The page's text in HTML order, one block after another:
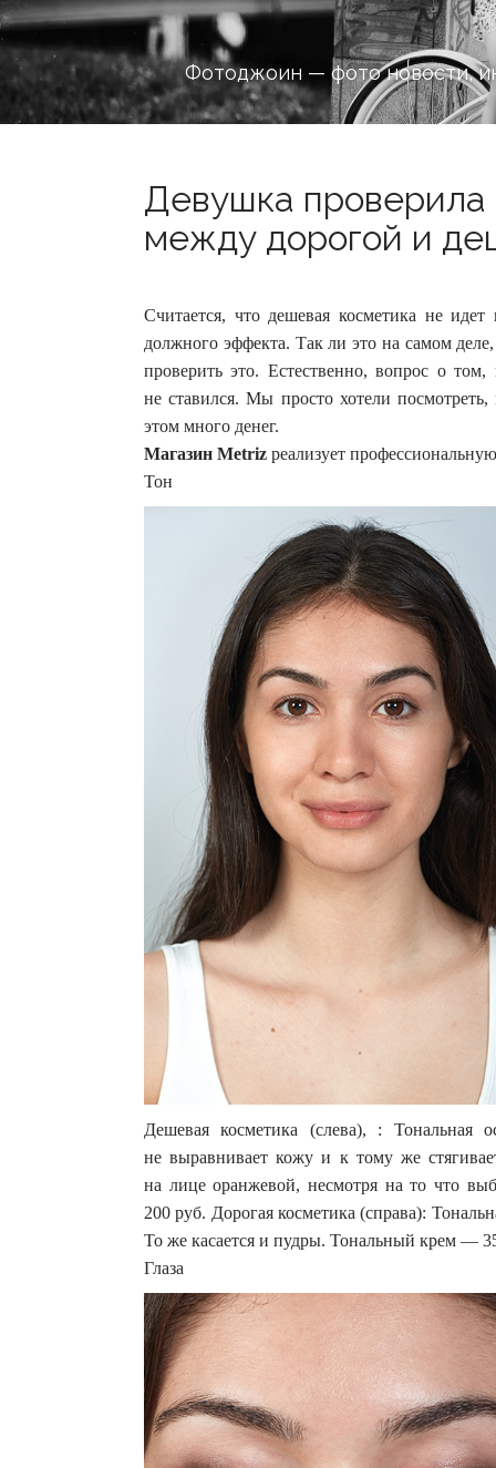
Фотоджоин — фото новости,
Девушка проверила
между дорогой и
Считается, что дешевая косметика не
должного эффекта. Так ли это на самом
проверить это. Естественно, вопрос о
не ставился. Мы просто хотели
этом много денег.
Магазин Metriz реализует
Тон
Дешевая косметика (слева), : Тональная
не выравнивает кожу и к тому же
на лице оранжевой, несмотря на то что
200 руб. Дорогая косметика (справа):
То же касается и пудры. Тональный крем —
Глаза